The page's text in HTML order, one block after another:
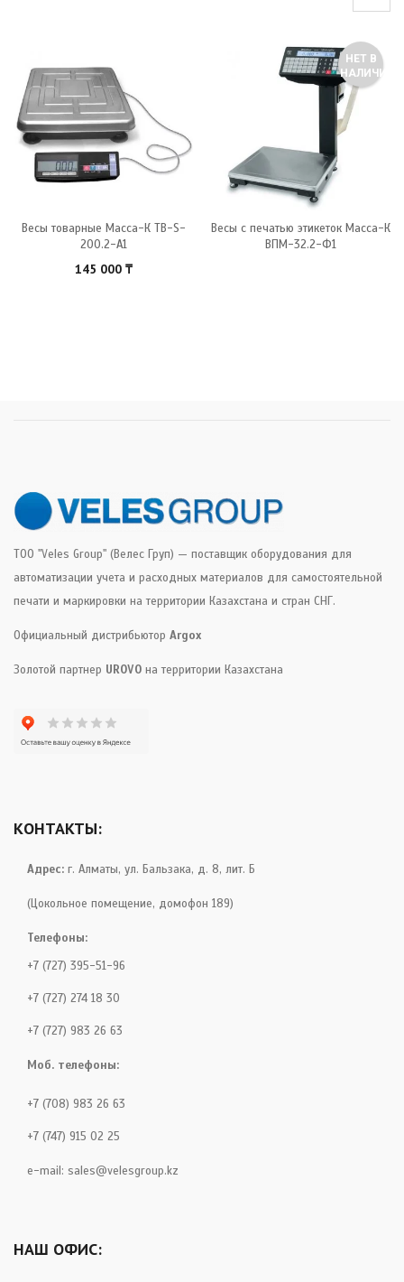
Весы товарные Масса-К ТB-S-
200.2-А1
145 000 ₸
НЕТ В
НАЛИЧИИ
Весы с печатью этикеток Масса-К
ВПМ-32.2-Ф1
ТОО "Veles Group" (Велес Груп) — поставщик оборудования для
автоматизации учета и расходных материалов для самостоятельной
печати и маркировки на территории Казахстана и стран СНГ.
Официальный дистрибьютор Argox
Золотой партнер UROVO на территории Казахстана
КОНТАКТЫ:
Адрес: г. Алматы, ул. Бальзака, д. 8, лит. Б
(Цокольное помещение, домофон 189)
Телефоны:
+7 (727) 395-51-96
+7 (727) 274 18 30
+7 (727) 983 26 63
Моб. телефоны:
+7 (708) 983 26 63
+7 (747) 915 02 25
e-mail: sales@velesgroup.kz
НАШ ОФИС: